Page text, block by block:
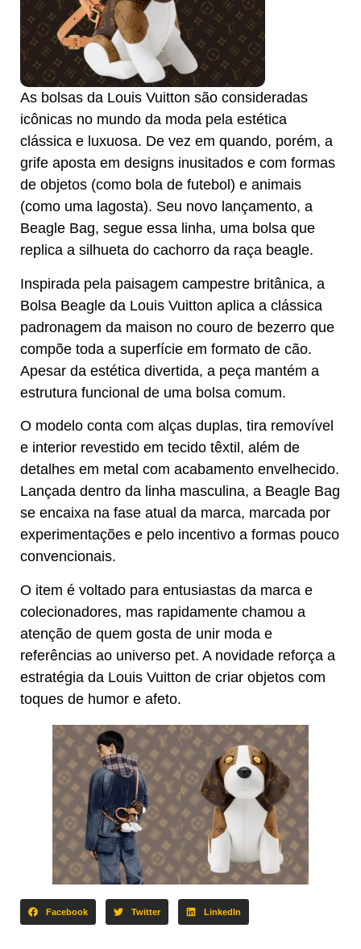
As bolsas da Louis Vuitton são consideradas
icônicas no mundo da moda pela estética
clássica e luxuosa. De vez em quando, porém, a
grife aposta em designs inusitados e com formas
de objetos (como bola de futebol) e animais
(como uma lagosta). Seu novo lançamento, a
Beagle Bag, segue essa linha, uma bolsa que
replica a silhueta do cachorro da raça beagle.
Inspirada pela paisagem campestre britânica, a
Bolsa Beagle da Louis Vuitton aplica a clássica
padronagem da maison no couro de bezerro que
compõe toda a superfície em formato de cão.
Apesar da estética divertida, a peça mantém a
estrutura funcional de uma bolsa comum.
O modelo conta com alças duplas, tira removível
e interior revestido em tecido têxtil, além de
detalhes em metal com acabamento envelhecido.
Lançada dentro da linha masculina, a Beagle Bag
se encaixa na fase atual da marca, marcada por
experimentações e pelo incentivo a formas pouco
convencionais.
O item é voltado para entusiastas da marca e
colecionadores, mas rapidamente chamou a
atenção de quem gosta de unir moda e
referências ao universo pet. A novidade reforça a
estratégia da Louis Vuitton de criar objetos com
toques de humor e afeto.
Facebook Twitter LinkedIn